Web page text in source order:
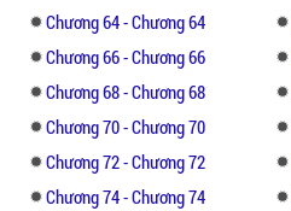
Chương 64 - Chương 64
Chương 66 - Chương 66
Chương 68 - Chương 68
Chương 70 - Chương 70
Chương 72 - Chương 72
Chương 74 - Chương 74